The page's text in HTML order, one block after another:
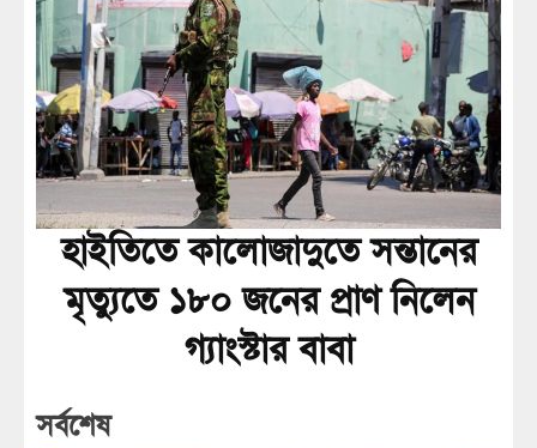
হাইতিতে কালোজাদুতে সন্তানের
মৃত্যুতে ১৮০ জনের প্রাণ নিলেন
গ্যাংস্টার বাবা
সর্বশেষ